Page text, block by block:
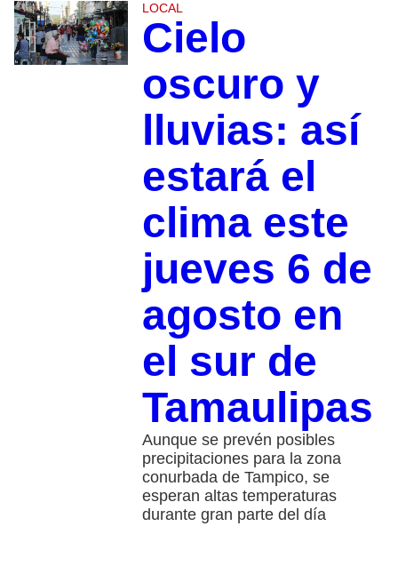
LOCAL
Cielo
oscuro y
lluvias: así
estará el
clima este
jueves 6 de
agosto en
el sur de
Tamaulipas
Aunque se prevén posibles
precipitaciones para la zona
conurbada de Tampico, se
esperan altas temperaturas
durante gran parte del día